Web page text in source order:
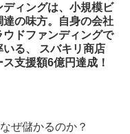
ディングは、小規模ビ
達の味方。自身の会社
ドファンディングで
る、 スバキリ商店
支援額6億円達成！
ぜ儲かるのか？